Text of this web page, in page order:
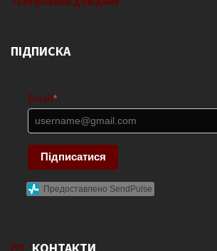
ПІДПИСКА
Email *
Підписатися
Предоставлено SendPulse
КОНТАКТИ